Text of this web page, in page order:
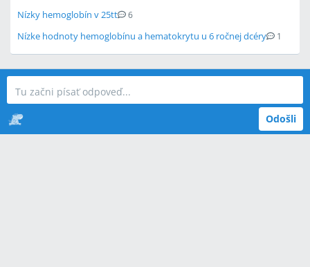
Nízky hemoglobín v 25tt 6
Nízke hodnoty hemoglobínu a hematokrytu u 6 ročnej dcéry 1
Odošli